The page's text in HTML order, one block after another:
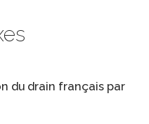
du drain français par